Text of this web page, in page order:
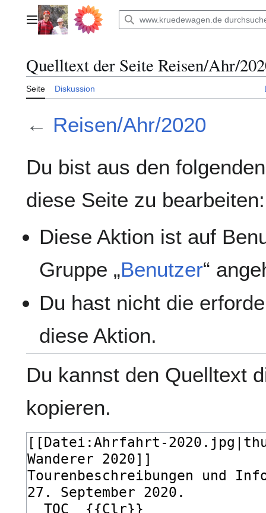
springenHauptmenü
Quelltext der Seite Reisen/Ahr/
Seite Diskussion
← Reisen/Ahr/2020
Du bist aus den
diese Seite zu bearbeiten:
Diese Aktion ist auf
Gruppe „Benutzer“
Du hast nicht die
diese Aktion.
Du kannst den Quelltext
kopieren.